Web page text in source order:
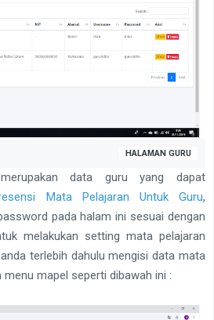
HALAMAN GURU
data guru yang dapat
Mata Pelajaran Untuk Guru,
pada halam ini sesuai dengan
melakukan setting mata pelajaran
terlebih dahulu mengisi data mata
mapel seperti dibawah ini :